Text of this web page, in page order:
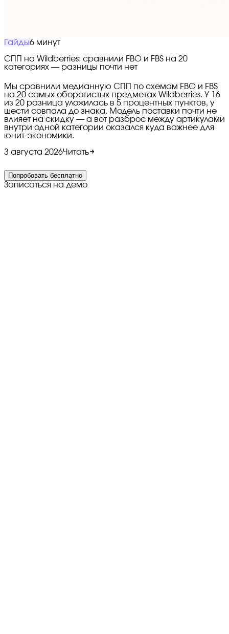
Гайды6 минут
СПП на Wildberries: сравнили FBO и FBS на 20
категориях — разницы почти нет
Мы сравнили медианную СПП по схемам FBO и FBS
на 20 самых оборотистых предметах Wildberries. У 16
из 20 разница уложилась в 5 процентных пунктов, у
шести совпала до знака. Модель поставки почти не
влияет на скидку — а вот разброс между артикулами
внутри одной категории оказался куда важнее для
юнит-экономики.
3 августа 2026Читать
Попробовать бесплатно
Записаться на демо